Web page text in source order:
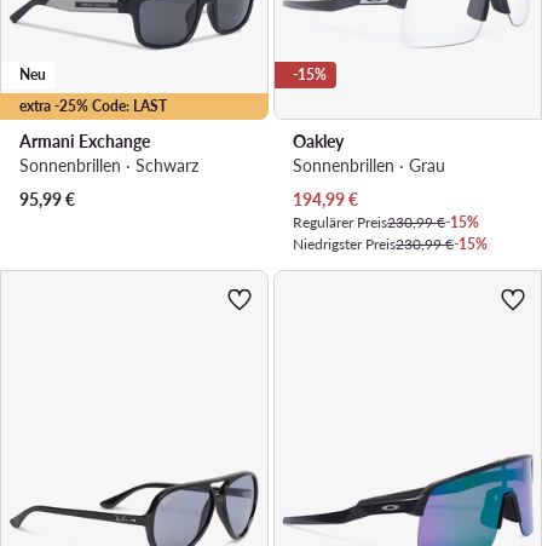
extra -25% Code: LAST
Neu
Armani Exchange
Sonnenbrillen · Schwarz
95,99€
-15%
Oakley
Sonnenbrillen · Grau
Aktueller Preis
194,99€
Regulärer Preis230,99 €-15%
Niedrigster Preis230,99 €-15%